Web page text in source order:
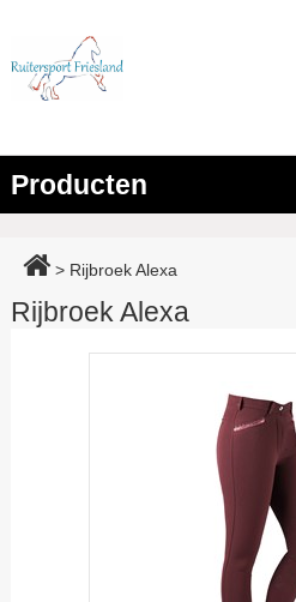
Producten
> Rijbroek Alexa
Rijbroek Alexa